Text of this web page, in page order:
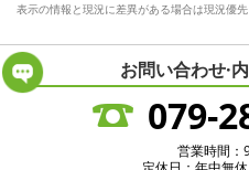
表示の情報と現況に差異がある場合は現況優先
お問い合わせ·
079-
営業時間：